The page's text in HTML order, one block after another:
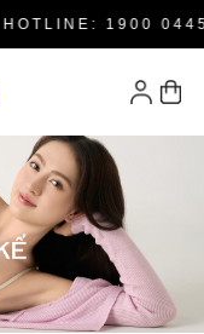
HOTLINE: 1900 0445